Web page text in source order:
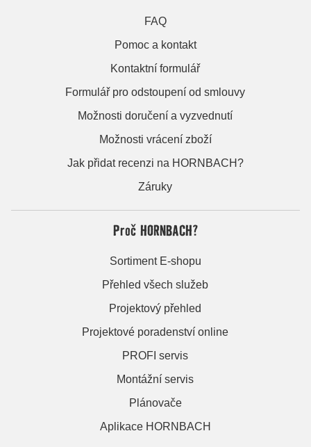
FAQ
Pomoc a kontakt
Kontaktní formulář
Formulář pro odstoupení od smlouvy
Možnosti doručení a vyzvednutí
Možnosti vrácení zboží
Jak přidat recenzi na HORNBACH?
Záruky
Proč HORNBACH?
Sortiment E-shopu
Přehled všech služeb
Projektový přehled
Projektové poradenství online
PROFI servis
Montážní servis
Plánovače
Aplikace HORNBACH